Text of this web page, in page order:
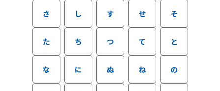
さ し す せ そ
た ち つ て と
な に ぬ ね の